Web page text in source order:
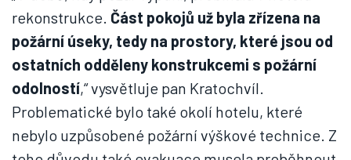
Hasiči požár dostali pod kontrolu po téměř 4 hodinách
Autor: HZS Praha
„Hotel také disponoval kartovým systémem, kdy